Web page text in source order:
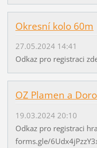
Okresní kolo 60m
27.05.2024 14:41
Odkaz pro registraci
OZ Plamen a
19.03.2024 20:10
Odkaz pro registraci
forms.gle/